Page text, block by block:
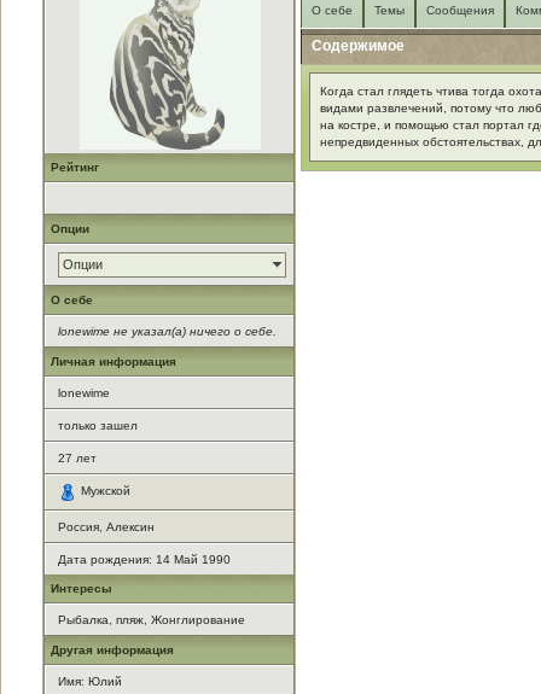
Рейтинг
Опции
Опции
О себе
lonewime не указал(а) ничего о себе.
Личная информация
lonewime
только зашел
27 лет
Мужской
Россия, Алексин
Дата рождения: 14 Май 1990
Интересы
Рыбалка, пляж, Жонглирование
Другая информация
Имя: Юлий
О себе Темы Сообщения
Содержимое
Когда стал глядеть чтива тогда
видами развлечений, потому что
на костре, и помощью стал портал
непредвиденных обстоятельствах,